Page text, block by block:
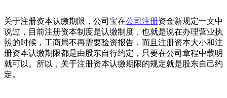
关于注册资本认缴期限，公司宝在公司注册资金新规定一文中
说过，目前注册资本制度是认缴制度，也就是说在办理营业执
照的时候，工商局不再需要验资报告，而且注册资本大小和注
册资本认缴期限都是由股东自行约定，只要在公司章程中载明
就可以。所以，关于注册资本认缴期限的规定就是股东自己约
定。